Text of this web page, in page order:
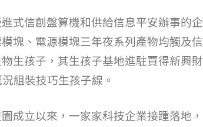
式信創盤算機和供給信息平安辦事的企
塊、電源模塊三年夜系列產物均觸及信
生孩子，其生孩子基地進駐賈得新興財
組裝技巧生孩子線。
成立以來，一家家科技企業接踵落地，